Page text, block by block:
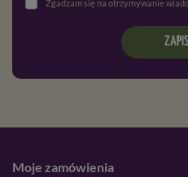
Zgadzam się na otrzymywanie wiadomości marketingowych na
Moje zamówienia